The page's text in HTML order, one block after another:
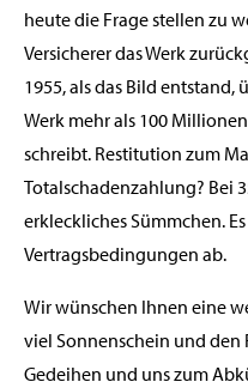
heute die Frage stellen zu
Versicherer das Werk
1955, als das Bild entstand,
Werk mehr als 100
schreibt. Restitution zum
Totalschadenzahlung? Bei
erkleckliches Sümmchen.
Vertragsbedingungen ab.
Wir wünschen Ihnen eine
viel Sonnenschein und den
Gedeihen und uns zum